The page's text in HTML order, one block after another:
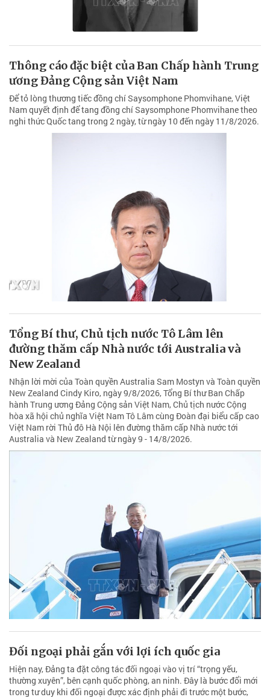
Thông cáo đặc biệt của Ban Chấp hành Trung
ương Đảng Cộng sản Việt Nam
Để tỏ lòng thương tiếc đồng chí Saysomphone Phomvihane, Việt
Nam quyết định để tang đồng chí Saysomphone Phomvihane theo
nghi thức Quốc tang trong 2 ngày, từ ngày 10 đến ngày 11/8/2026.
Tổng Bí thư, Chủ tịch nước Tô Lâm lên
đường thăm cấp Nhà nước tới Australia và
New Zealand
Nhận lời mời của Toàn quyền Australia Sam Mostyn và Toàn quyền
New Zealand Cindy Kiro, ngày 9/8/2026, Tổng Bí thư Ban Chấp
hành Trung ương Đảng Cộng sản Việt Nam, Chủ tịch nước Cộng
hòa xã hội chủ nghĩa Việt Nam Tô Lâm cùng Đoàn đại biểu cấp cao
Việt Nam rời Thủ đô Hà Nội lên đường thăm cấp Nhà nước tới
Australia và New Zealand từ ngày 9 - 14/8/2026.
Đối ngoại phải gắn với lợi ích quốc gia
Hiện nay, Đảng ta đặt công tác đối ngoại vào vị trí “trọng yếu,
thường xuyên”, bên cạnh quốc phòng, an ninh. Đây là bước đổi mới
trong tư duy khi đối ngoại được xác định phải đi trước một bước,